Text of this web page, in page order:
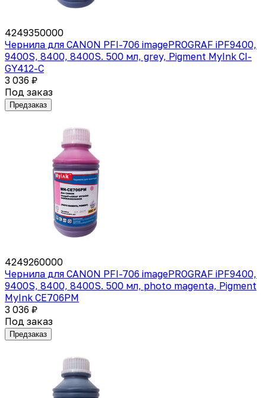
4249350000
Чернила для CANON PFI-706 imagePROGRAF iPF9400,
9400S, 8400, 8400S. 500 мл, grey, Pigment MyInk CI-
GY412-C
3 036 ₽
Под заказ
Предзаказ
4249260000
Чернила для CANON PFI-706 imagePROGRAF iPF9400,
9400S, 8400, 8400S. 500 мл, photo magenta, Pigment
MyInk CE706PM
3 036 ₽
Под заказ
Предзаказ